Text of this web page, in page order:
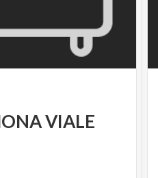
VIALE